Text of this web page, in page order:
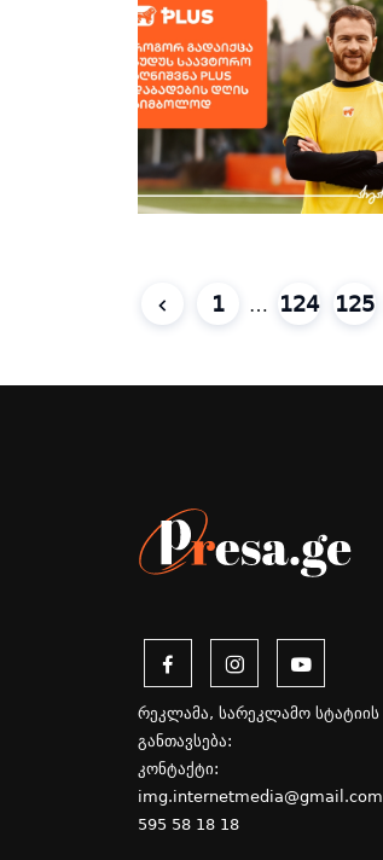
1 … 124 125
რეკლამა, სარეკლამო სტატიის
განთავსება:
კონტაქტი:
img.internetmedia@gmail.com
595 58 18 18